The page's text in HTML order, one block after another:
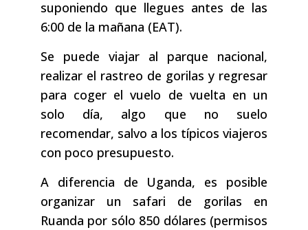
suponiendo que llegues antes de las
6:00 de la mañana (EAT).
Se puede viajar al parque nacional,
realizar el rastreo de gorilas y regresar
para coger el vuelo de vuelta en un
solo día, algo que no suelo
recomendar, salvo a los típicos viajeros
con poco presupuesto.
A diferencia de Uganda, es posible
organizar un safari de gorilas en
Ruanda por sólo 850 dólares (permisos